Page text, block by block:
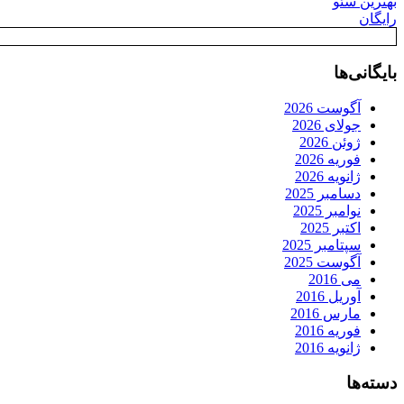
رایگان
بایگانی‌ها
آگوست 2026
جولای 2026
ژوئن 2026
فوریه 2026
ژانویه 2026
دسامبر 2025
نوامبر 2025
اکتبر 2025
سپتامبر 2025
آگوست 2025
می 2016
آوریل 2016
مارس 2016
فوریه 2016
ژانویه 2016
دسته‌ها